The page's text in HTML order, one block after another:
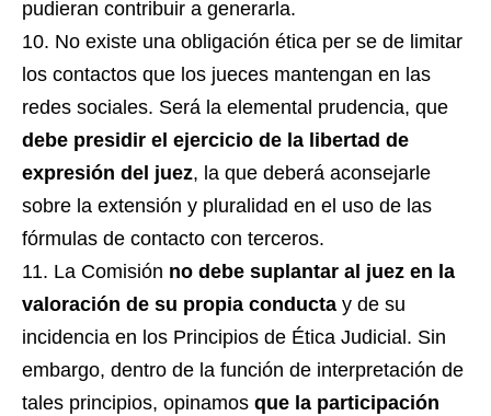
pudieran contribuir a generarla.
No existe una obligación ética per se de limitar
los contactos que los jueces mantengan en las
redes sociales. Será la elemental prudencia, que
debe presidir el ejercicio de la libertad de
expresión del juez, la que deberá aconsejarle
sobre la extensión y pluralidad en el uso de las
fórmulas de contacto con terceros.
La Comisión no debe suplantar al juez en la
valoración de su propia conducta y de su
incidencia en los Principios de Ética Judicial. Sin
embargo, dentro de la función de interpretación de
tales principios, opinamos que la participación